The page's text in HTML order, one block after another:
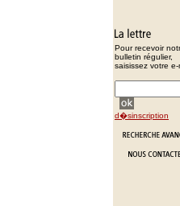
Pour recevoir
bulletin régulier,
saisissez votre e-
d�sinscription